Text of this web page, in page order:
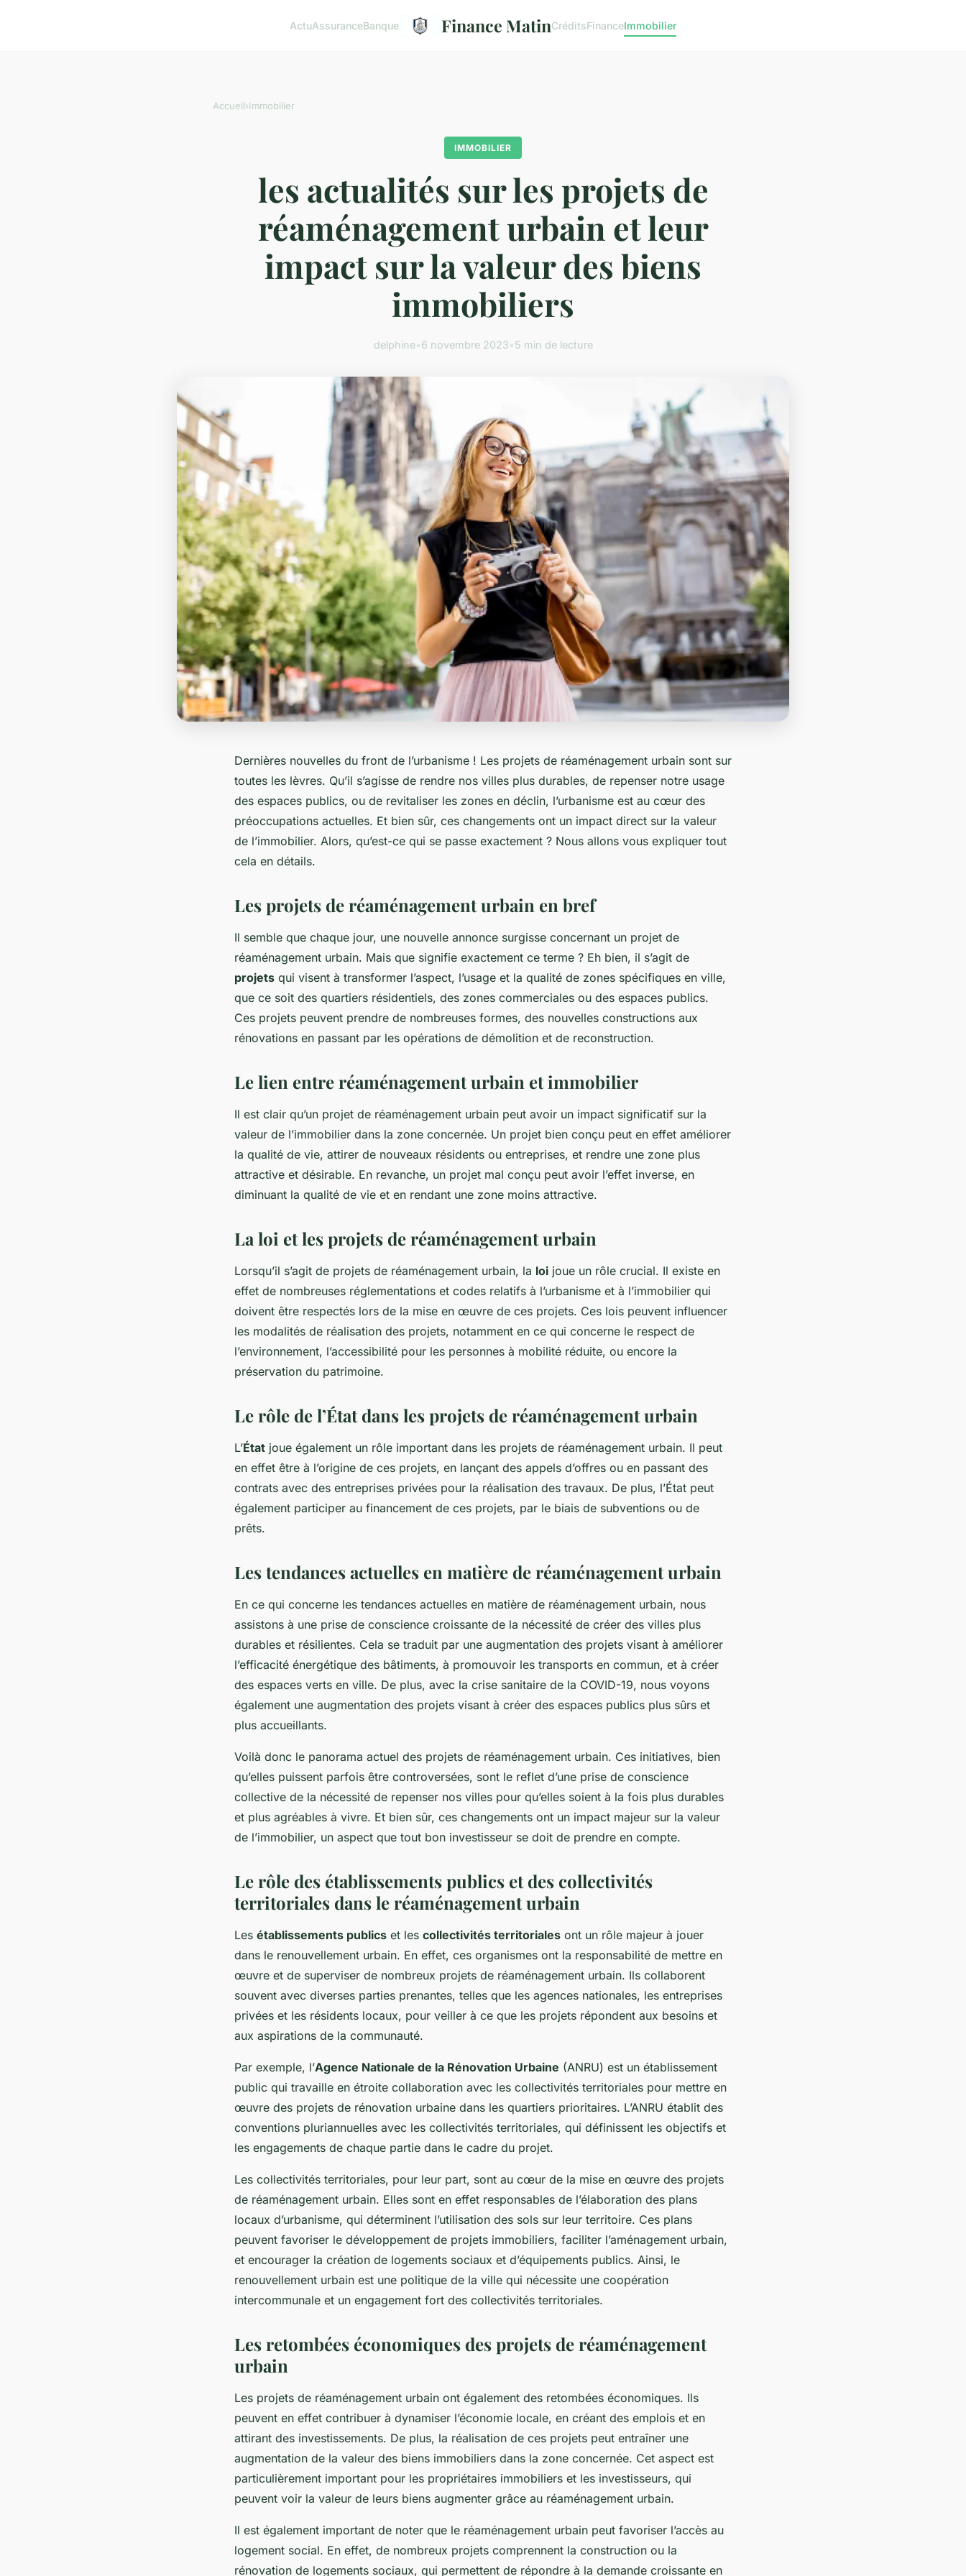
ActuAssuranceBanque Finance MatinCréditsFinanceImmobilier
Accueil›Immobilier
IMMOBILIER
les actualités sur les projets de
réaménagement urbain et leur
impact sur la valeur des biens
immobiliers
delphine•6 novembre 2023•5 min de lecture
Dernières nouvelles du front de l’urbanisme ! Les projets de réaménagement urbain sont sur
toutes les lèvres. Qu’il s’agisse de rendre nos villes plus durables, de repenser notre usage
des espaces publics, ou de revitaliser les zones en déclin, l’urbanisme est au cœur des
préoccupations actuelles. Et bien sûr, ces changements ont un impact direct sur la valeur
de l’immobilier. Alors, qu’est-ce qui se passe exactement ? Nous allons vous expliquer tout
cela en détails.
Les projets de réaménagement urbain en bref
Il semble que chaque jour, une nouvelle annonce surgisse concernant un projet de
réaménagement urbain. Mais que signifie exactement ce terme ? Eh bien, il s’agit de
projets qui visent à transformer l’aspect, l’usage et la qualité de zones spécifiques en ville,
que ce soit des quartiers résidentiels, des zones commerciales ou des espaces publics.
Ces projets peuvent prendre de nombreuses formes, des nouvelles constructions aux
rénovations en passant par les opérations de démolition et de reconstruction.
Le lien entre réaménagement urbain et immobilier
Il est clair qu’un projet de réaménagement urbain peut avoir un impact significatif sur la
valeur de l’immobilier dans la zone concernée. Un projet bien conçu peut en effet améliorer
la qualité de vie, attirer de nouveaux résidents ou entreprises, et rendre une zone plus
attractive et désirable. En revanche, un projet mal conçu peut avoir l’effet inverse, en
diminuant la qualité de vie et en rendant une zone moins attractive.
La loi et les projets de réaménagement urbain
Lorsqu’il s’agit de projets de réaménagement urbain, la loi joue un rôle crucial. Il existe en
effet de nombreuses réglementations et codes relatifs à l’urbanisme et à l’immobilier qui
doivent être respectés lors de la mise en œuvre de ces projets. Ces lois peuvent influencer
les modalités de réalisation des projets, notamment en ce qui concerne le respect de
l’environnement, l’accessibilité pour les personnes à mobilité réduite, ou encore la
préservation du patrimoine.
Le rôle de l’État dans les projets de réaménagement urbain
L’État joue également un rôle important dans les projets de réaménagement urbain. Il peut
en effet être à l’origine de ces projets, en lançant des appels d’offres ou en passant des
contrats avec des entreprises privées pour la réalisation des travaux. De plus, l’État peut
également participer au financement de ces projets, par le biais de subventions ou de
prêts.
Les tendances actuelles en matière de réaménagement urbain
En ce qui concerne les tendances actuelles en matière de réaménagement urbain, nous
assistons à une prise de conscience croissante de la nécessité de créer des villes plus
durables et résilientes. Cela se traduit par une augmentation des projets visant à améliorer
l’efficacité énergétique des bâtiments, à promouvoir les transports en commun, et à créer
des espaces verts en ville. De plus, avec la crise sanitaire de la COVID-19, nous voyons
également une augmentation des projets visant à créer des espaces publics plus sûrs et
plus accueillants.
Voilà donc le panorama actuel des projets de réaménagement urbain. Ces initiatives, bien
qu’elles puissent parfois être controversées, sont le reflet d’une prise de conscience
collective de la nécessité de repenser nos villes pour qu’elles soient à la fois plus durables
et plus agréables à vivre. Et bien sûr, ces changements ont un impact majeur sur la valeur
de l’immobilier, un aspect que tout bon investisseur se doit de prendre en compte.
Le rôle des établissements publics et des collectivités
territoriales dans le réaménagement urbain
Les établissements publics et les collectivités territoriales ont un rôle majeur à jouer
dans le renouvellement urbain. En effet, ces organismes ont la responsabilité de mettre en
œuvre et de superviser de nombreux projets de réaménagement urbain. Ils collaborent
souvent avec diverses parties prenantes, telles que les agences nationales, les entreprises
privées et les résidents locaux, pour veiller à ce que les projets répondent aux besoins et
aux aspirations de la communauté.
Par exemple, l’Agence Nationale de la Rénovation Urbaine (ANRU) est un établissement
public qui travaille en étroite collaboration avec les collectivités territoriales pour mettre en
œuvre des projets de rénovation urbaine dans les quartiers prioritaires. L’ANRU établit des
conventions pluriannuelles avec les collectivités territoriales, qui définissent les objectifs et
les engagements de chaque partie dans le cadre du projet.
Les collectivités territoriales, pour leur part, sont au cœur de la mise en œuvre des projets
de réaménagement urbain. Elles sont en effet responsables de l’élaboration des plans
locaux d’urbanisme, qui déterminent l’utilisation des sols sur leur territoire. Ces plans
peuvent favoriser le développement de projets immobiliers, faciliter l’aménagement urbain,
et encourager la création de logements sociaux et d’équipements publics. Ainsi, le
renouvellement urbain est une politique de la ville qui nécessite une coopération
intercommunale et un engagement fort des collectivités territoriales.
Les retombées économiques des projets de réaménagement
urbain
Les projets de réaménagement urbain ont également des retombées économiques. Ils
peuvent en effet contribuer à dynamiser l’économie locale, en créant des emplois et en
attirant des investissements. De plus, la réalisation de ces projets peut entraîner une
augmentation de la valeur des biens immobiliers dans la zone concernée. Cet aspect est
particulièrement important pour les propriétaires immobiliers et les investisseurs, qui
peuvent voir la valeur de leurs biens augmenter grâce au réaménagement urbain.
Il est également important de noter que le réaménagement urbain peut favoriser l’accès au
logement social. En effet, de nombreux projets comprennent la construction ou la
rénovation de logements sociaux, qui permettent de répondre à la demande croissante en